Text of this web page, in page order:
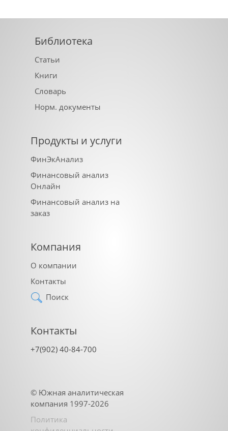
Библиотека
Статьи
Книги
Словарь
Норм. документы
Продукты и услуги
ФинЭкАнализ
Финансовый анализ
Онлайн
Финансовый анализ на
заказ
Компания
О компании
Контакты
Поиск
Контакты
+7(902) 40-84-700
© Южная аналитическая
компания 1997-2026
Политика